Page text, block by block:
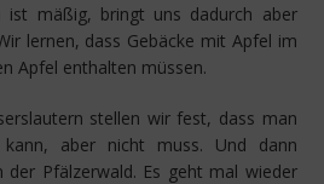
ist mäßig, bringt uns dadurch aber
lernen, dass Gebäcke mit Apfel im
Apfel enthalten müssen.
stellen wir fest, dass man
aber nicht muss. Und dann
Pfälzerwald. Es geht mal wieder